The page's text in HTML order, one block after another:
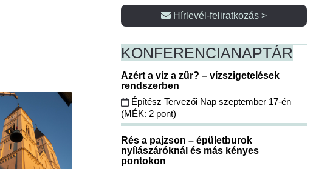
Hírlevél-feliratkozás >
KONFERENCIANAPTÁR
Azért a víz a zűr? – vízszigetelések
rendszerben
Építész Tervezői Nap szeptember 17-én
(MÉK: 2 pont)
Rés a pajzson – épületburok
nyílászáróknál és más kényes
pontokon